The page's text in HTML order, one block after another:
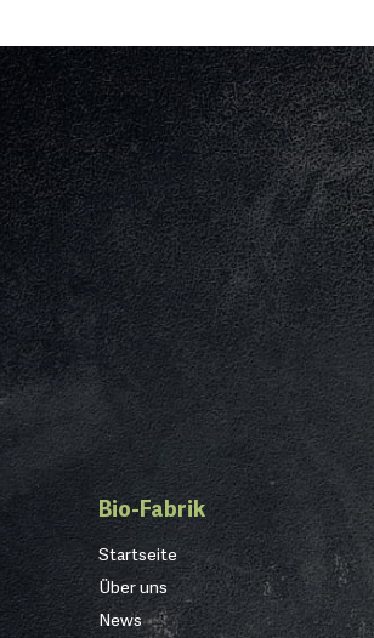
Bio-Fabrik
Startseite
Über uns
News